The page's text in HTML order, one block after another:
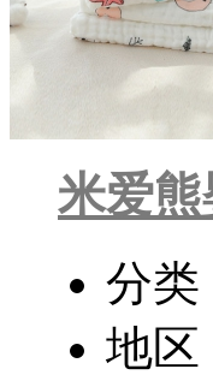
米爱熊
分类
地区